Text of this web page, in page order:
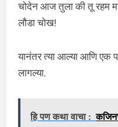
चोदेन आज तुला की तू रहम
लौडा चोख!
यानंतर त्या आल्या आणि एक
लागल्या.
हि पण कथा वाचा :